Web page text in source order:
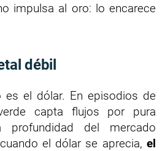
impulsa al oro: lo encarece
débil
es el dólar. En episodios de
capta flujos por pura
del mercado
el dólar se aprecia, el